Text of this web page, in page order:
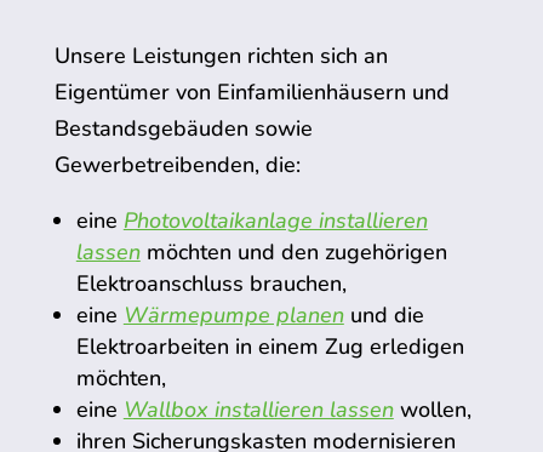
Unsere Leistungen richten sich an
Eigentümer von Einfamilienhäusern und
Bestandsgebäuden sowie
Gewerbetreibenden, die:
eine Photovoltaikanlage installieren
lassenmöchten und den zugehörigen
Elektroanschluss brauchen,
eine Wärmepumpe planenund die
Elektroarbeiten in einem Zug erledigen
möchten,
eine Wallbox installieren lassenwollen,
ihren Sicherungskasten modernisieren